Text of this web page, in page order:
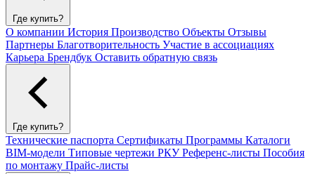
Где купить?
О компании История Производство Объекты Отзывы
Партнеры Благотворительность Участие в ассоциациях
Карьера Брендбук Оставить обратную связь
Где купить?
Технические паспорта Сертификаты Программы Каталоги
BIM-модели Типовые чертежи РКУРеференс-листы Пособия
по монтажу Прайс-листы